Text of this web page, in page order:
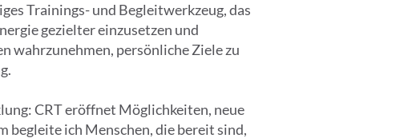
Trainings- und Begleitwerkzeug, das
gezielter einzusetzen und
wahrzunehmen, persönliche Ziele zu
CRT eröffnet Möglichkeiten, neue
begleite ich Menschen, die bereit sind,